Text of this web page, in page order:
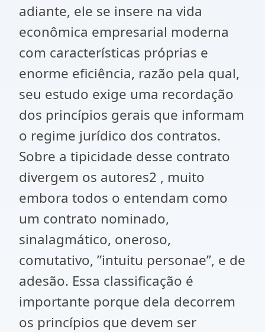
adiante, ele se insere na vida
econômica empresarial moderna
com características próprias e
enorme eficiência, razão pela qual,
seu estudo exige uma recordação
dos princípios gerais que informam
o regime jurídico dos contratos.
Sobre a tipicidade desse contrato
divergem os autores2 , muito
embora todos o entendam como
um contrato nominado,
sinalagmático, oneroso,
comutativo, ”intuitu personae”, e de
adesão. Essa classificação é
importante porque dela decorrem
os princípios que devem ser